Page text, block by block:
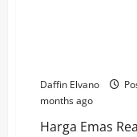
Daffin Elvano
months ago
Harga Emas